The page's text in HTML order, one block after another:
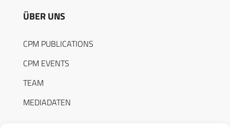
ÜBER UNS
CPM PUBLICATIONS
CPM EVENTS
TEAM
MEDIADATEN